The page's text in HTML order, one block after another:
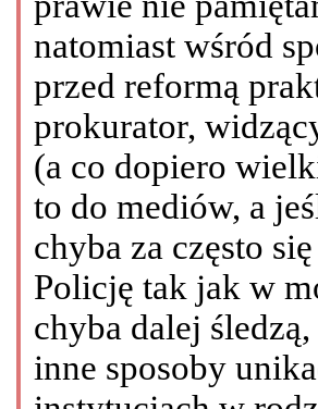
natomiast wśród
przed reformą
prokurator,
(a co dopiero
to do mediów, a
chyba za często
Policję tak jak w
chyba dalej
inne sposoby